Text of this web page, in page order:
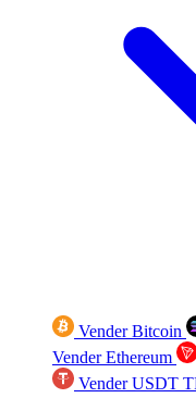
Vender Bitcoin
Vender Ethereum
Vender USDT